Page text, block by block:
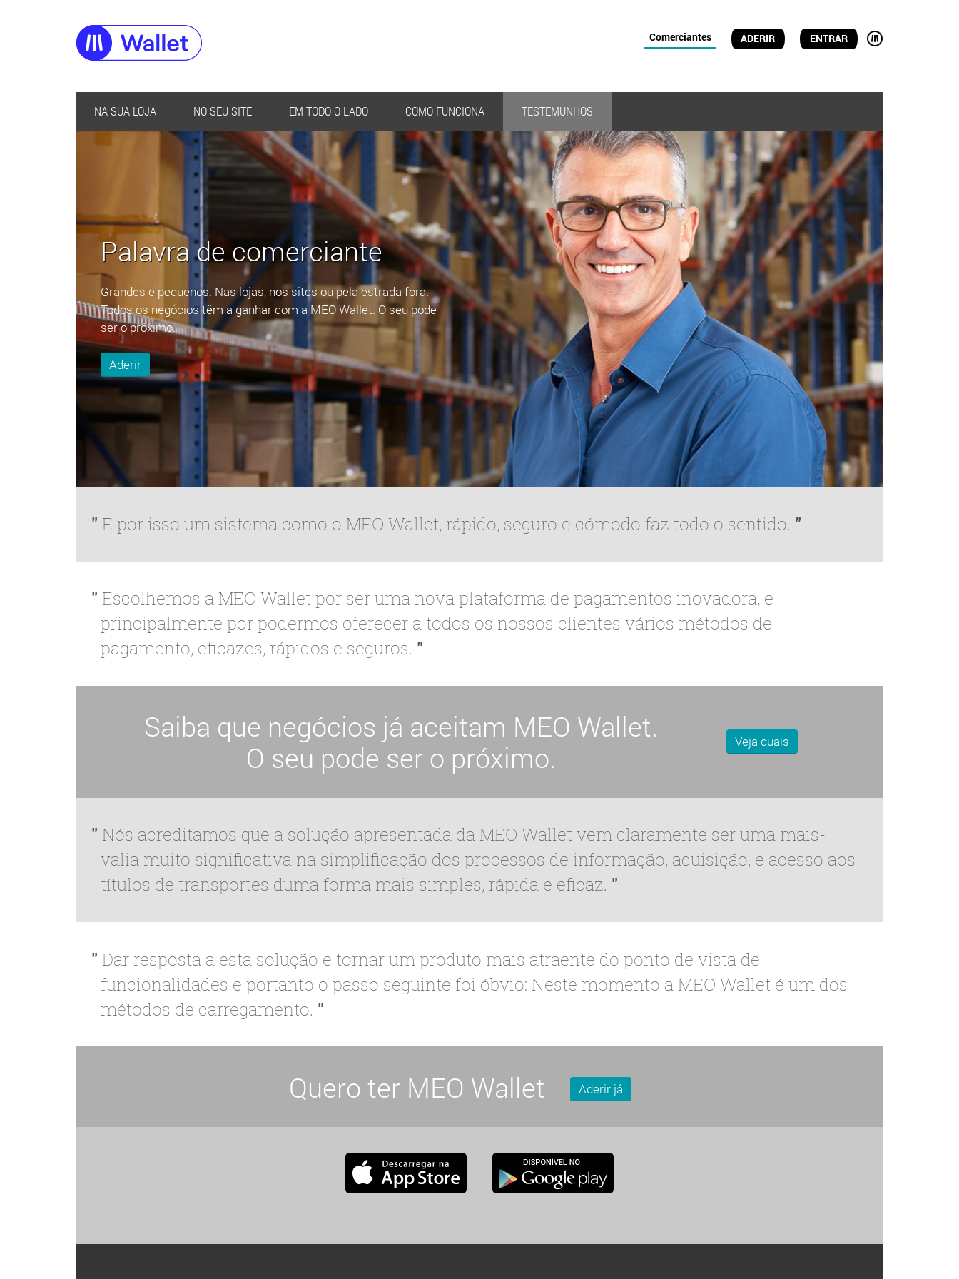
Comerciantes ADERIR ENTRAR
NA SUA LOJA NO SEU SITE EM TODO O LADO COMO FUNCIONA TESTEMUNHOS
Palavra de comerciante
Grandes e pequenos. Nas lojas, nos sites ou pela estrada fora.
Todos os negócios têm a ganhar com a MEO Wallet. O seu pode
ser o próximo.
Aderir
E por isso um sistema como o MEO Wallet, rápido, seguro e cómodo faz todo o sentido.
Escolhemos a MEO Wallet por ser uma nova plataforma de pagamentos inovadora, e
principalmente por podermos oferecer a todos os nossos clientes vários métodos de
pagamento, eficazes, rápidos e seguros.
Saiba que negócios já aceitam MEO Wallet.
O seu pode ser o próximo.
Veja quais
Nós acreditamos que a solução apresentada da MEO Wallet vem claramente ser uma mais-
valia muito significativa na simplificação dos processos de informação, aquisição, e acesso aos
títulos de transportes duma forma mais simples, rápida e eficaz.
Dar resposta a esta solução e tornar um produto mais atraente do ponto de vista de
funcionalidades e portanto o passo seguinte foi óbvio: Neste momento a MEO Wallet é um dos
métodos de carregamento.
Quero ter MEO Wallet Aderir já